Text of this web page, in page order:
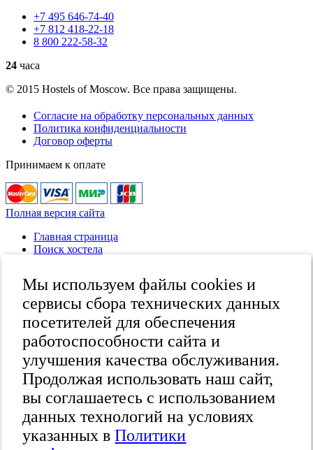
+7 495 646-74-40
+7 812 418-22-18
8 800 222-58-32
24 часа
© 2015 Hostels of Moscow. Все права защищены.
Согласие на обработку персональных данных
Политика конфиденциальности
Договор оферты
Принимаем к оплате
Мы используем файлы cookies и
сервисы сбора технических данных
посетителей для обеспечения
работоспособности сайта и
улучшения качества обслуживания.
Продолжая использовать наш сайт,
вы соглашаетесь с использованием
данных технологий на условиях
указанных вПолитики
Полная версия сайта
Главная страница
Поиск хостела
Каталог хостелов
Как оплатить
Контакты
Наши группы
в социальных сетях
Бесплатный по России
Москва
+7 (495) 646-74-40
Петербург